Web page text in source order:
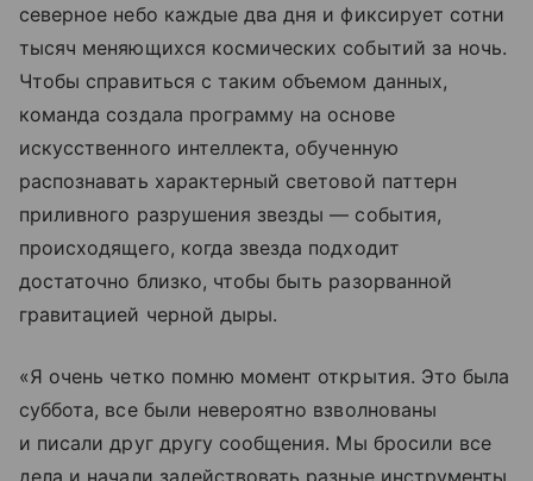
северное небо каждые два дня и фиксирует сотни
тысяч меняющихся космических событий за ночь.
Чтобы справиться с таким объемом данных,
команда создала программу на основе
искусственного интеллекта, обученную
распознавать характерный световой паттерн
приливного разрушения звезды — события,
происходящего, когда звезда подходит
достаточно близко, чтобы быть разорванной
гравитацией черной дыры.
«Я очень четко помню момент открытия. Это была
суббота, все были невероятно взволнованы
и писали друг другу сообщения. Мы бросили все
дела и начали задействовать разные инструменты